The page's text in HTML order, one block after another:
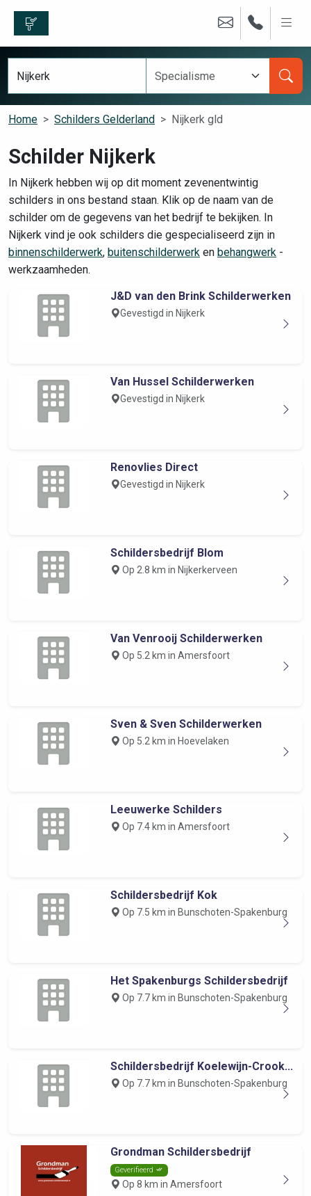
Home Schilders Gelderland Nijkerk gld
Schilder Nijkerk
In Nijkerk hebben wij op dit moment zevenentwintig
schilders in ons bestand staan. Klik op de naam van de
schilder om de gegevens van het bedrijf te bekijken. In
Nijkerk vind je ook schilders die gespecialiseerd zijn in
binnenschilderwerk, buitenschilderwerk en behangwerk -
werkzaamheden.
J&D van den Brink Schilderwerken
Gevestigd in Nijkerk
Van Hussel Schilderwerken
Gevestigd in Nijkerk
Renovlies Direct
Gevestigd in Nijkerk
Schildersbedrijf Blom
Op 2.8 km in Nijkerkerveen
Van Venrooij Schilderwerken
Op 5.2 km in Amersfoort
Sven & Sven Schilderwerken
Op 5.2 km in Hoevelaken
Leeuwerke Schilders
Op 7.4 km in Amersfoort
Schildersbedrijf Kok
Op 7.5 km in Bunschoten-Spakenburg
Het Spakenburgs Schildersbedrijf
Op 7.7 km in Bunschoten-Spakenburg
Schildersbedrijf Koelewijn-Crook...
Op 7.7 km in Bunschoten-Spakenburg
Grondman Schildersbedrijf
Geverifieerd
Op 8 km in Amersfoort